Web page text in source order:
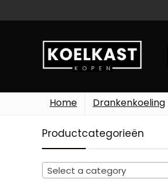
Home Drankenkoeling
Productcategorieën
Select a category